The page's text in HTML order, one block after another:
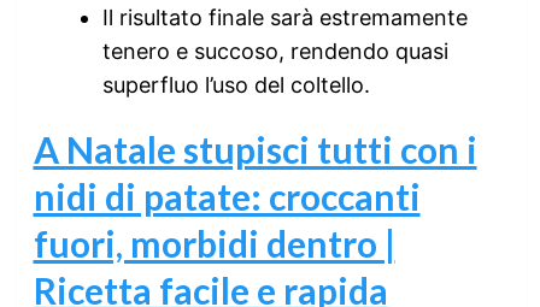
Il risultato finale sarà estremamente
tenero e succoso, rendendo quasi
superfluo l’uso del coltello.
A Natale stupisci tutti con i
nidi di patate: croccanti
fuori, morbidi dentro |
Ricetta facile e rapida